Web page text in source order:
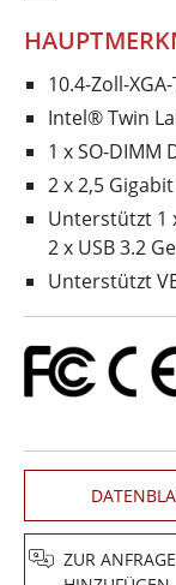
10.4-Zoll-XGA-
Intel® Twin
1 x SO-DIMM
2 x 2,5
Unterstützt 1
2 x USB 3.2
Unterstützt
ZUR ANFRAGE